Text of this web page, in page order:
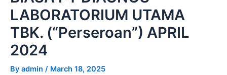
LABORATORIUM UTAMA
TBK. (“Perseroan”) APRIL
2024
By admin / March 18, 2025